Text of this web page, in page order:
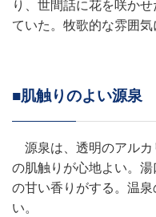
り、世間話に花を咲か
ていた。牧歌的な雰囲気
■肌触りのよい源泉
源泉は、透明のアルカ
の肌触りが心地よい。
の甘い香りがする。温
い。